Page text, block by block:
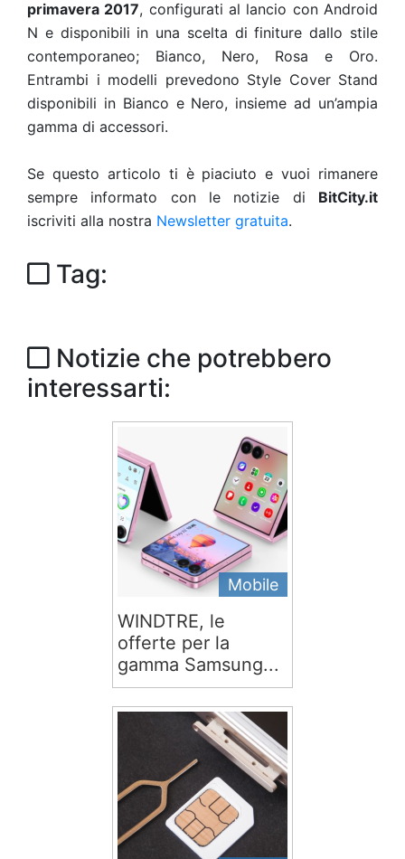
primavera 2017, configurati al lancio con Android
N e disponibili in una scelta di finiture dallo stile
contemporaneo; Bianco, Nero, Rosa e Oro.
Entrambi i modelli prevedono Style Cover Stand
disponibili in Bianco e Nero, insieme ad un’ampia
gamma di accessori.
Se questo articolo ti è piaciuto e vuoi rimanere
sempre informato con le notizie di BitCity.it
iscriviti alla nostra Newsletter gratuita.
Tag:
Notizie che potrebbero
interessarti:
Mobile
WINDTRE, le
offerte per la
gamma Samsung...